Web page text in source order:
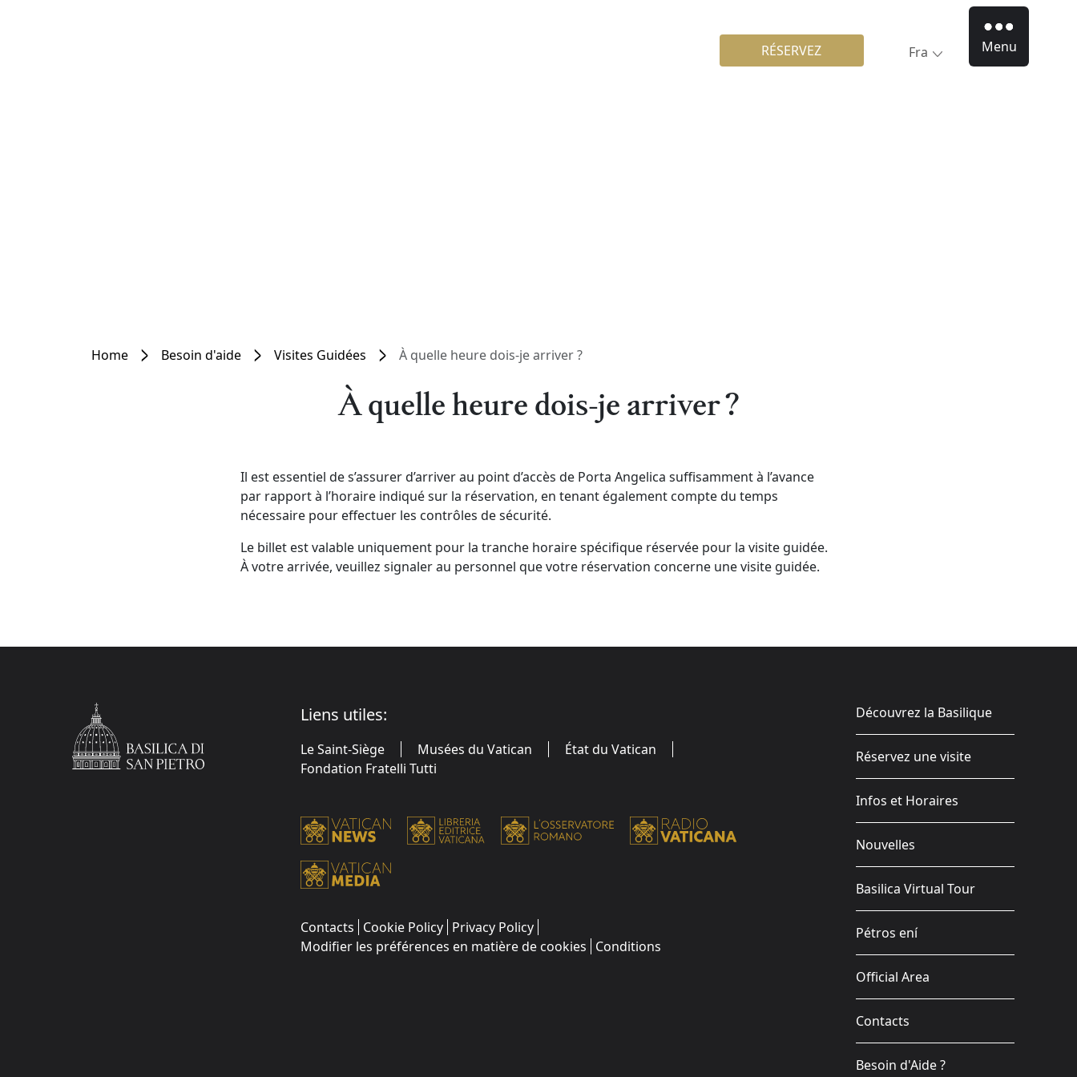
RÉSERVEZ Fra Menu
Home Besoin d'aide Visites Guidées À quelle heure dois-je arriver ?
À quelle heure dois-je arriver ?
Il est essentiel de s’assurer d’arriver au point d’accès de Porta Angelica suffisamment à l’avance
par rapport à l’horaire indiqué sur la réservation, en tenant également compte du temps
nécessaire pour effectuer les contrôles de sécurité.
Le billet est valable uniquement pour la tranche horaire spécifique réservée pour la visite guidée.
À votre arrivée, veuillez signaler au personnel que votre réservation concerne une visite guidée.
Liens utiles:
Le Saint-Siège Musées du Vatican
État du Vatican
Fondation Fratelli Tutti
Contacts Cookie Policy Privacy Policy
Modifier les préférences en matière de cookies Conditions
Découvrez la Basilique
Réservez une visite
Infos et Horaires
Nouvelles
Basilica Virtual Tour
Pétros ení
Official Area
Contacts
Besoin d'Aide ?